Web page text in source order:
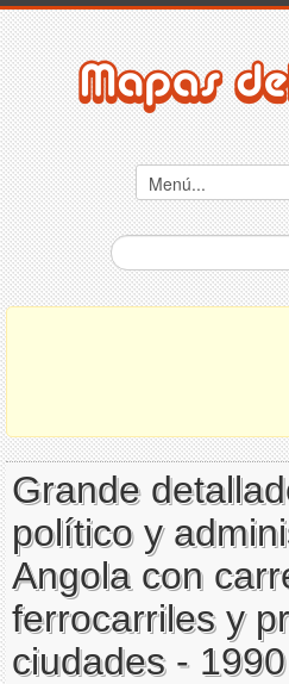
Grande
político y
Angola con
ferrocarriles y
ciudades - 1990